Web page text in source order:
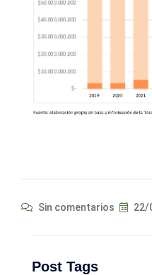
Sin comentarios 22/
Post Tags